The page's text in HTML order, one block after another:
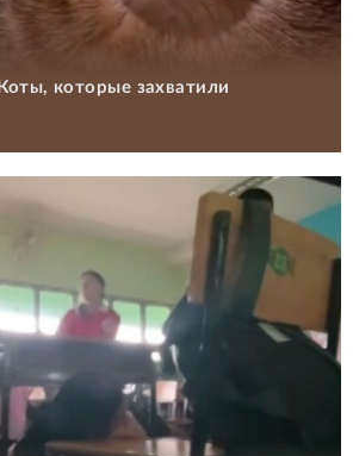
которые захватили